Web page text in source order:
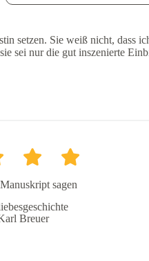
setzen. Sie weiß nicht, dass
sei nur die gut inszenierte
sagen
Breuer